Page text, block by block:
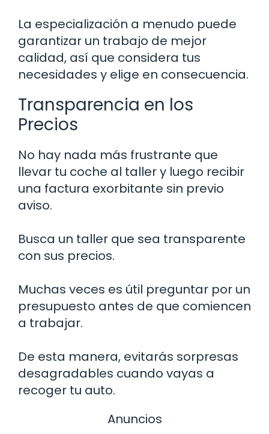
La especialización a menudo puede
garantizar un trabajo de mejor
calidad, así que considera tus
necesidades y elige en consecuencia.
Transparencia en los
Precios
No hay nada más frustrante que
llevar tu coche al taller y luego recibir
una factura exorbitante sin previo
aviso.
Busca un taller que sea transparente
con sus precios.
Muchas veces es útil preguntar por un
presupuesto antes de que comiencen
a trabajar.
De esta manera, evitarás sorpresas
desagradables cuando vayas a
recoger tu auto.
Anuncios